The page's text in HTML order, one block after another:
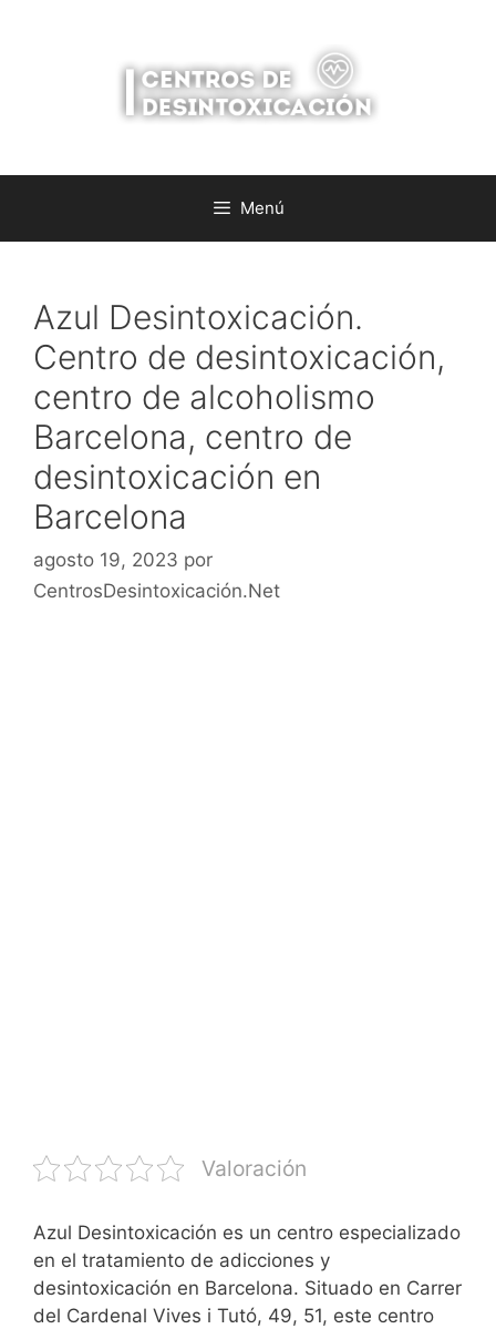
Menú
Azul Desintoxicación.
Centro de desintoxicación,
centro de alcoholismo
Barcelona, centro de
desintoxicación en
Barcelona
agosto 19, 2023 por
CentrosDesintoxicación.Net
Valoración
Azul Desintoxicación es un centro especializado
en el tratamiento de adicciones y
desintoxicación en Barcelona. Situado en Carrer
del Cardenal Vives i Tutó, 49, 51, este centro